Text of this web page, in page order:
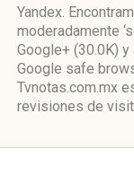
Yandex.
moderadamente
Google+ (30.0K)
Google safe
Tvnotas.com.mx
revisiones de